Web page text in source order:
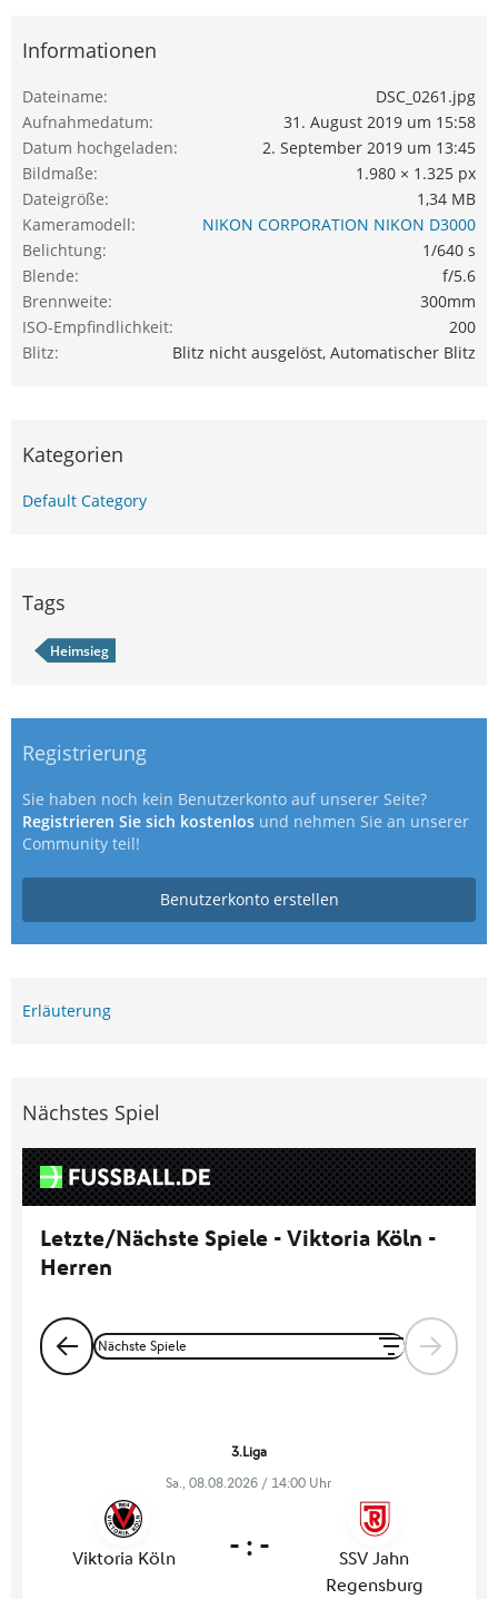
Informationen
Dateiname
DSC_0261.jpg
Aufnahmedatum
31. August 2019 um 15:58
Datum hochgeladen
2. September 2019 um 13:45
Bildmaße
1.980 × 1.325 px
Dateigröße
1,34 MB
Kameramodell
NIKON CORPORATION NIKON D3000
Belichtung
1/640 s
Blende
f/5.6
Brennweite
300mm
ISO-Empfindlichkeit
200
Blitz
Blitz nicht ausgelöst, Automatischer Blitz
Kategorien
Default Category
Tags
Heimsieg
Registrierung
Sie haben noch kein Benutzerkonto auf unserer Seite?
Registrieren Sie sich kostenlos und nehmen Sie an unserer
Community teil!
Benutzerkonto erstellen
Erläuterung
Nächstes Spiel